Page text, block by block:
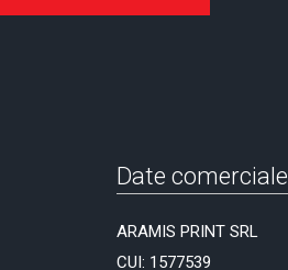
Date comerciale
ARAMIS PRINT SRL
CUI: 1577539